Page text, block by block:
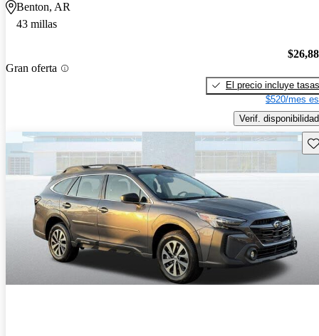
Benton, AR
43 millas
Gran oferta
El precio incluye tasas
$520/mes
Verif. disponibilidad